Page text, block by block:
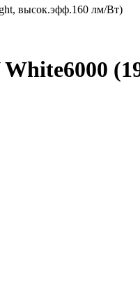
высок.эфф.160 лм/Вт)